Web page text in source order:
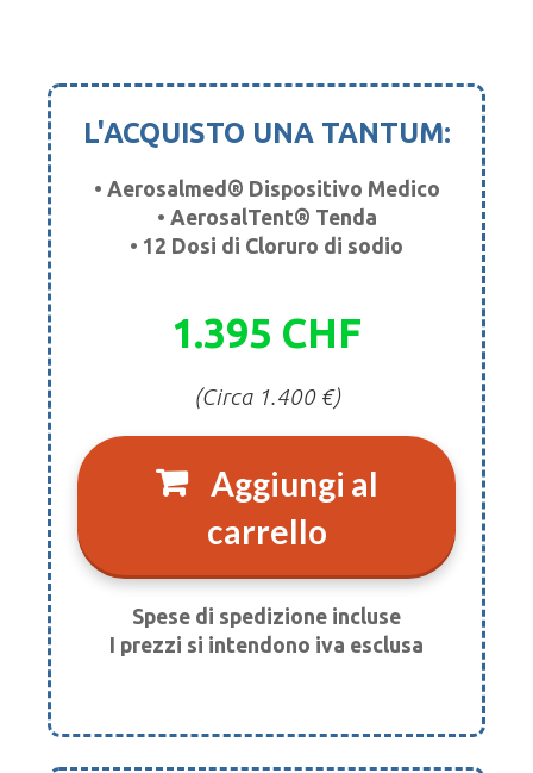
L'ACQUISTO UNA TANTUM:
• Aerosalmed® Dispositivo Medico
• AerosalTent® Tenda
• 12 Dosi di Cloruro di sodio
1.395 CHF
(Circa 1.400 €)
Aggiungi al
carrello
Spese di spedizione incluse
I prezzi si intendono iva esclusa